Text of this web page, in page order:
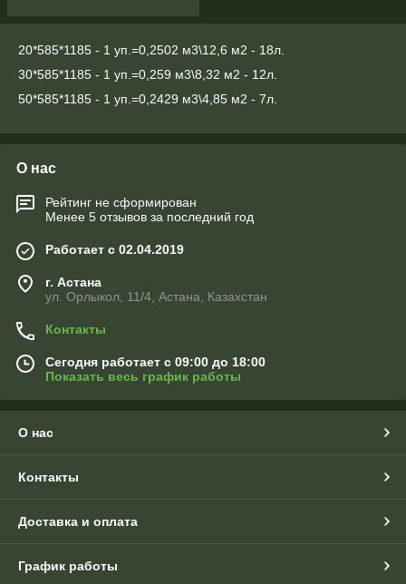
20*585*1185 - 1 уп.=0,2502 м3\12,6 м2 - 18л.
30*585*1185 - 1 уп.=0,259 м3\8,32 м2 - 12л.
50*585*1185 - 1 уп.=0,2429 м3\4,85 м2 - 7л.
О нас
Рейтинг не сформирован
Менее 5 отзывов за последний год
Работает с 02.04.2019
г. Астана
ул. Орлыкол, 11/4, Астана, Казахстан
Контакты
Сегодня работает с 09:00 до 18:00
Показать весь график работы
О нас
Контакты
Доставка и оплата
График работы